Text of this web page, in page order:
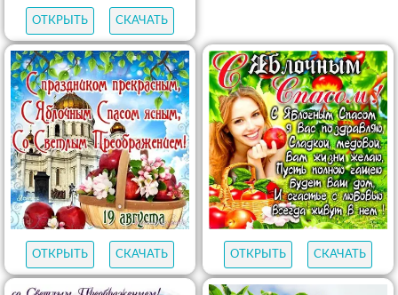
ОТКРЫТЬ СКАЧАТЬ
ОТКРЫТЬ СКАЧАТЬ ОТКРЫТЬ СКАЧАТЬ